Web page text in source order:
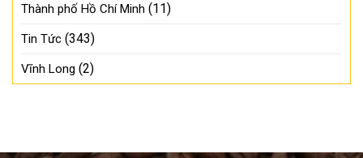
Thành phố Hồ Chí Minh (11)
Tin Tức (343)
Vĩnh Long (2)